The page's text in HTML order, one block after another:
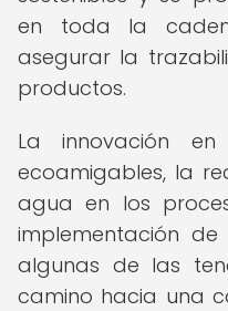
en toda la
asegurar la
productos.
La innovación
ecoamigables, la
agua en los
implementación
algunas de las
camino hacia una